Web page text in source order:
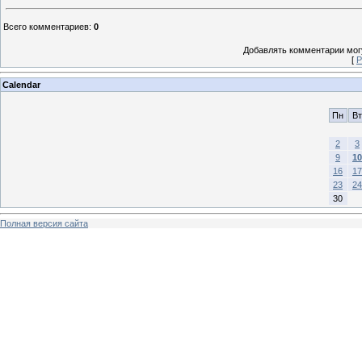
Всего комментариев: 0
Добавлять комментарии
[
Calendar
Пн Вт
2
3
9
10
16
17
23
24
30
Полная версия сайта